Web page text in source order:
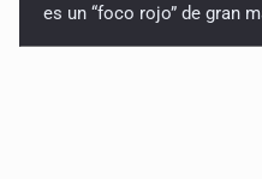
es un “foco rojo” de gran